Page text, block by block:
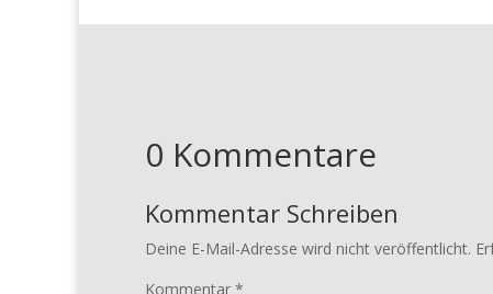
0 Kommentare
Kommentar Schreiben
Deine E-Mail-Adresse wird nicht veröffentlicht.
Kommentar *